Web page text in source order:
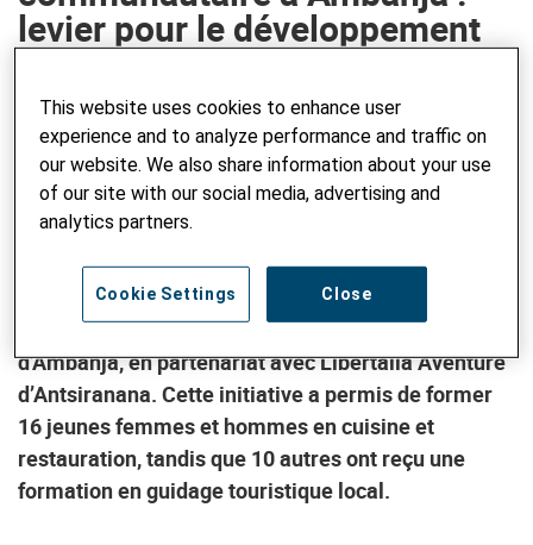
levier pour le développement
local
Dans le cadre du projet MIASA, Helvetas aide les
jeunes à acquérir des compétences
professionnelles dans des métiers liés à des
secteurs porteurs. Ainsi de novembre 2025 à
janvier 2026, une formation combinée en tourisme
communautaire a été organisée dans le district
d'Ambanja, en partenariat avec Libertalia Aventure
d’Antsiranana. Cette initiative a permis de former
16 jeunes femmes et hommes en cuisine et
restauration, tandis que 10 autres ont reçu une
formation en guidage touristique local.
This website uses cookies to enhance user
experience and to analyze performance and traffic on
our website. We also share information about your use
of our site with our social media, advertising and
analytics partners.
Close
Cookie Settings